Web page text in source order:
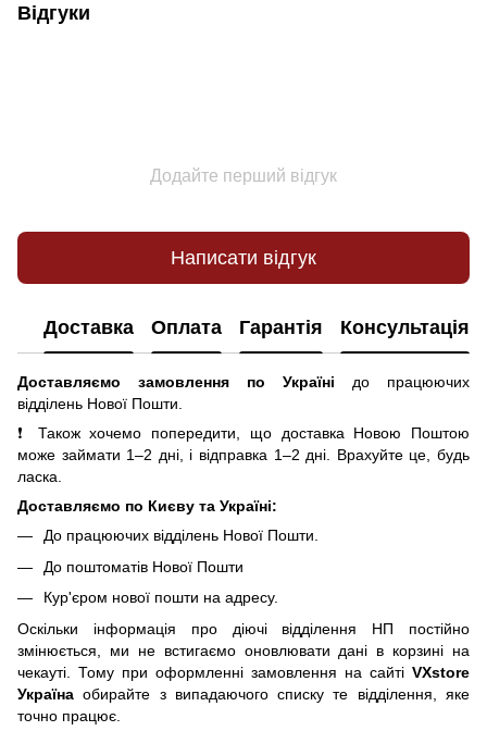
Відгуки
Додайте перший відгук
Написати відгук
Доставка Оплата Гарантія Консультація
Доставляємо замовлення по Україні
до працюючих
відділень Нової Пошти.
❗ Також хочемо попередити, що доставка Новою Поштою
може займати 1–2 дні, і відправка 1–2 дні. Врахуйте це, будь
ласка.
Доставляємо по Києву та Україні:
До працюючих відділень Нової Пошти.
До поштоматів Нової Пошти
Кур'єром нової пошти на адресу.
Оскільки інформація про діючі відділення НП постійно
змінюється, ми не встигаємо оновлювати дані в корзині на
чекауті. Тому при оформленні замовлення на сайті VXstore
Україна обирайте з випадаючого списку те відділення, яке
точно працює.